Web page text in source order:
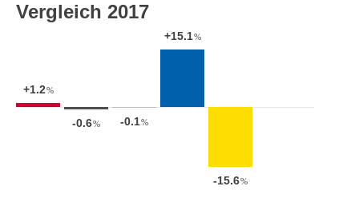
Vergleich 2017
+1.2%
-0.6% -0.1%
+15.1%
-15.6%